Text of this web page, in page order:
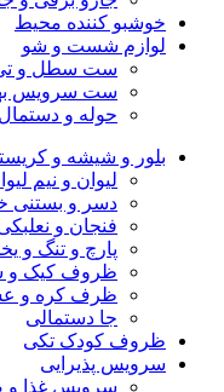
خوشبو کننده محیط
لوازم شست و شو
ست سطل و
ست سرویس
حوله و دستمال
بلور و شیشه و
لیوان و نیم
دسر و بستنی
فنجان و
پارچ و تنگ و
ظروف کیک و
ظرف کره و
جا دستمالی
ظروف کودک تکی
سرویس پذیرایی
سرویس غذا و